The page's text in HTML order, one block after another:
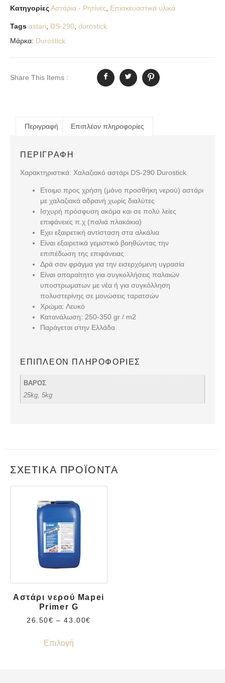
ΚατηγορίεςΑστάρια - Ρητίνες Επισκευαστικά υλικά
Tags astari DS-290 durostick
Μάρκα: Durostick
Share This Items :
Περιγραφή Επιπλέον πληροφορίες
ΠΕΡΙΓΡΑΦΉ
Χαρακτηριστικά: Χαλαζιακό αστάρι DS-290 Durostick
Ετοιμο προς χρήση (μόνο προσθήκη νερού) αστάρι
με χαλαζιακά αδρανή χωρίς διαλύτες
Ισχυρή πρόσφυση ακόμα και σε πολύ λείες
επιφάνειες π.χ (παλιά πλακάκια)
Εχει εξαιρετική αντίσταση στα αλκάλια
Είναι εξαιρετικά γεμιστικό βοηθώντας την
επιπέδωση της επιφάνειας
Δρά σαν φράγμα για την εισερχόμενη υγρασία
Είναι απαραίτητο για συγκολλήσεις παλαιών
υποστρωματων με νέα ή για συγκόλληση
πολυστερίνης σε μονώσεις ταρατσών
Χρώμα: Λευκό
Κατανάλωση: 250-350 gr / m2
Παράγεται στην Ελλάδα
ΕΠΙΠΛΈΟΝ ΠΛΗΡΟΦΟΡΊΕΣ
ΒΑΡΟΣ
25kg, 5kg
ΣΧΕΤΙΚΆ ΠΡΟΪΌΝΤΑ
Αστάρι νερού Mapei
Primer G
26.50€ – 43.00€
Επιλογή